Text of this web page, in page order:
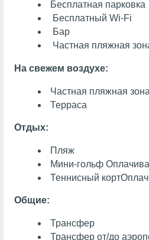
Бесплатная парковка
Бесплатный Wi-Fi
Бар
Частная пляжная
На свежем воздухе:
Частная пляжная зона
Терраса
Отдых:
Пляж
Мини-гольф
Теннисный корт
Общие:
Трансфер
Трансфер от/до